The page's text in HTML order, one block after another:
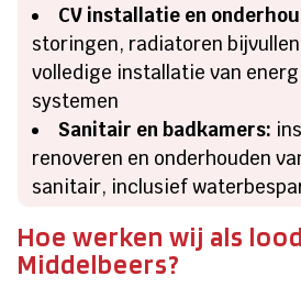
CV installatie en
storingen, radiatoren
volledige installatie van
systemen
Sanitair en badkamers:
renoveren en onderhouden
sanitair, inclusief
Hoe werken wij als
Middelbeers?